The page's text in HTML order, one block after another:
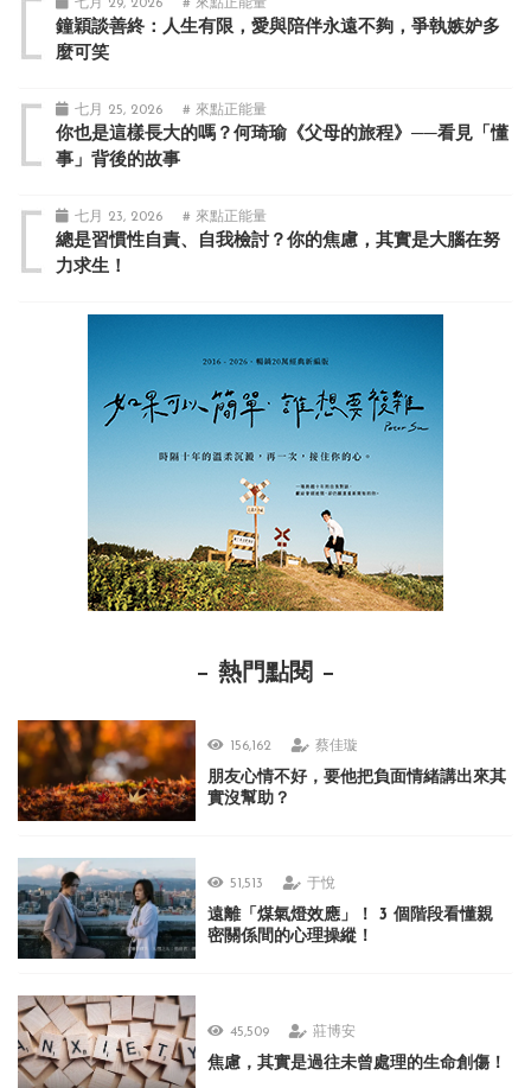
七月 29, 2026 # 來點正能量
鐘穎談善終：人生有限，愛與陪伴永遠不夠，爭執嫉妒多
麼可笑
七月 25, 2026 # 來點正能量
你也是這樣長大的嗎？何琦瑜《父母的旅程》──看見「懂
事」背後的故事
七月 23, 2026 # 來點正能量
總是習慣性自責、自我檢討？你的焦慮，其實是大腦在努
力求生！
熱門點閱
156,162 蔡佳璇
朋友心情不好，要他把負面情緒講出來其
實沒幫助？
51,513 于悅
遠離「煤氣燈效應」！ 3 個階段看懂親
密關係間的心理操縱！
45,509 莊博安
焦慮，其實是過往未曾處理的生命創傷！